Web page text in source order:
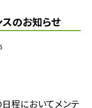
のお知らせ
程においてメンテ